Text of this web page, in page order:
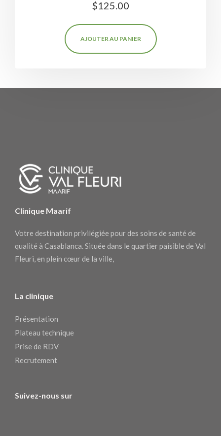
5.00
sur 5
$125.00
AJOUTER AU PANIER
Clinique Maarif
Votre destination privilégiée pour des soins de santé de
qualité à Casablanca. Située dans le quartier paisible de Val
Fleuri, en plein cœur de la ville,
La clinique
Présentation
Plateau technique
Prise de RDV
Recrutement
Suivez-nous sur